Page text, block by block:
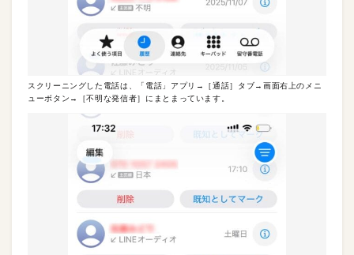
スクリーニングした電話は、「電話」アプリ→［通話］タブ→画面右上のメニ
ューボタン→［不明な発信者］にまとまっています。